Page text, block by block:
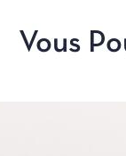
Vous